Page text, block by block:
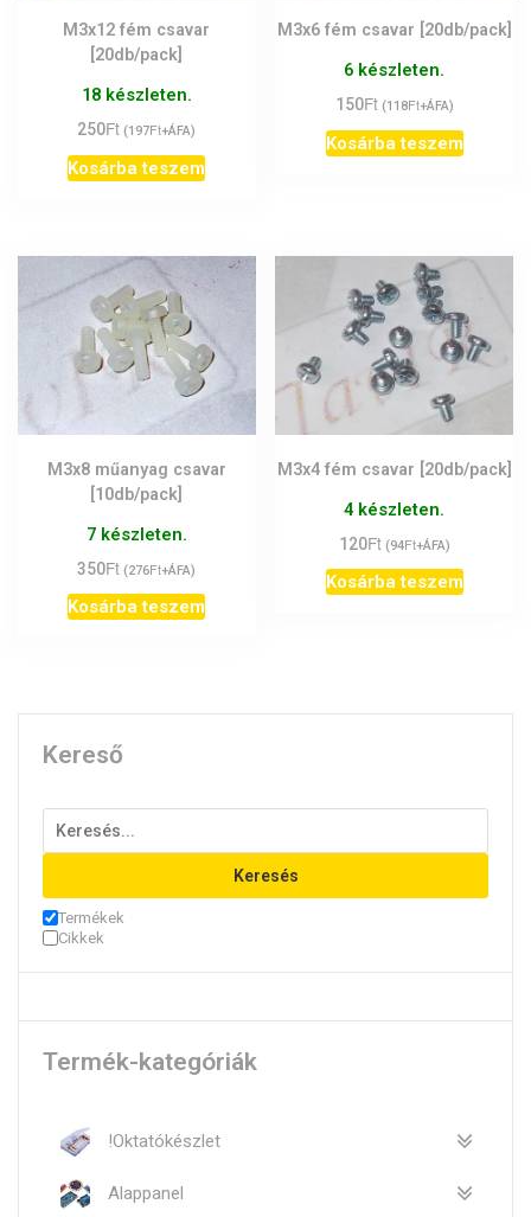
M3x12 fém csavar
[20db/pack]
18 készleten.
250Ft (197Ft+ÁFA)
Kosárba teszem
M3x6 fém csavar [20db/pack]
6 készleten.
150Ft (118Ft+ÁFA)
Kosárba teszem
M3x8 műanyag csavar
[10db/pack]
7 készleten.
350Ft (276Ft+ÁFA)
Kosárba teszem
M3x4 fém csavar [20db/pack]
4 készleten.
120Ft (94Ft+ÁFA)
Kosárba teszem
Kereső
Keresés
Termékek
Cikkek
Termék-kategóriák
!Oktatókészlet
Alappanel